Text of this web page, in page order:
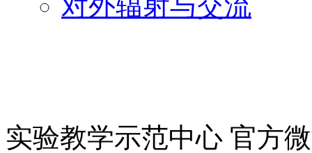
实验教学示范中心 官方